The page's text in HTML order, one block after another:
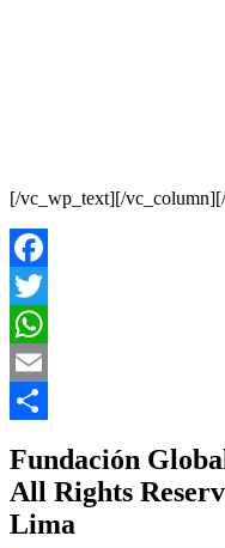
[/vc_wp_text][/
Facebook
Twitter
WhatsApp
Email
Fundación
All Rights
Lima